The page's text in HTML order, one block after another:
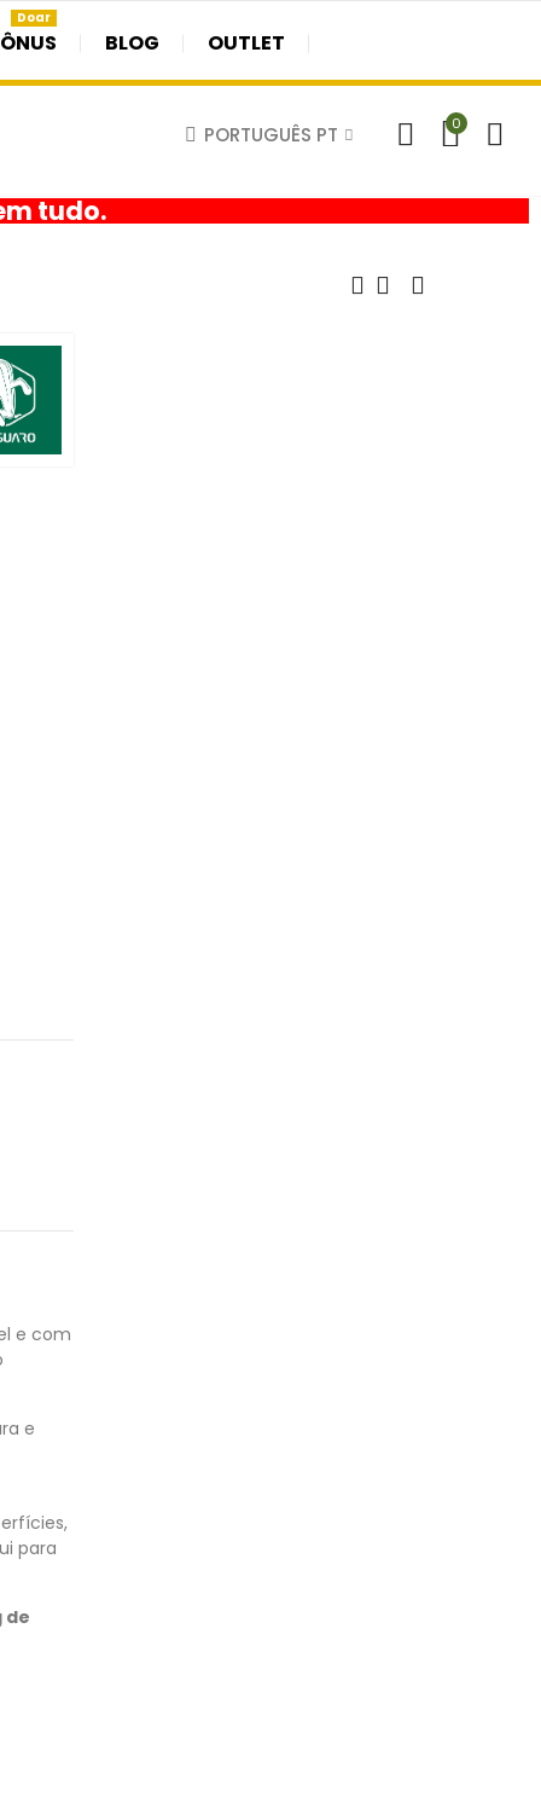
Doar
BLOG OUTLET
PORTUGUÊS PT 0
tudo.
e com
e
para
de